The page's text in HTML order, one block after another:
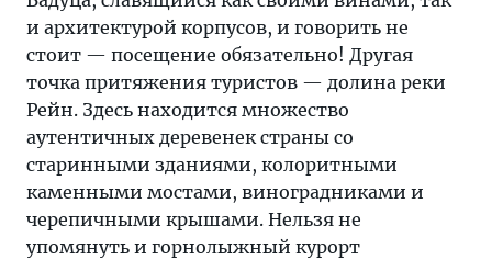
и архитектурой корпусов, и говорить не
стоит — посещение обязательно! Другая
точка притяжения туристов — долина реки
Рейн. Здесь находится множество
аутентичных деревенек страны со
старинными зданиями, колоритными
каменными мостами, виноградниками и
черепичными крышами. Нельзя не
упомянуть и горнолыжный курорт